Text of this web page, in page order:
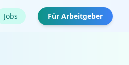
Jobs Für Arbeitgeber